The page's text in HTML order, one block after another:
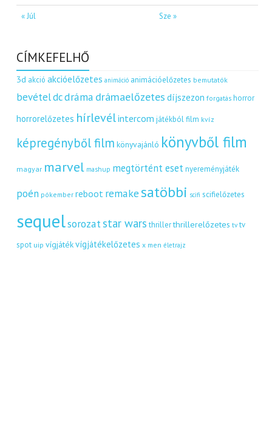
« Júl Sze »
CÍMKEFELHŐ
3d akció akcióelőzetes animáció animációelőzetes bemutatók
bevételdcdráma drámaelőzetes díjszezon forgatás horror
horrorelőzetes hírlevélintercom játékból film kvíz
képregényből film könyvajánló könyvből film
magyar marvel mashup megtörtént eset nyereményjáték
poén pókember reboot remakesatöbbi scifi scifielőzetes
sequelsorozatstar wars thriller thrillerelőzetes tv tv
spot uip vígjátékvígjátékelőzetes x men életrajz